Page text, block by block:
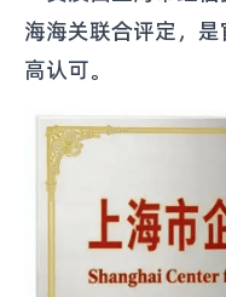
海海关联合评定，
高认可。